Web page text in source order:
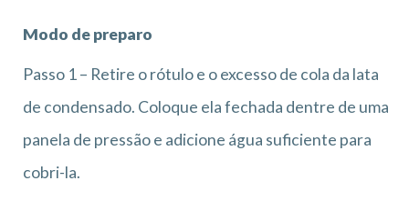
Modo de preparo
Passo 1 – Retire o rótulo e o excesso de cola da lata
de condensado. Coloque ela fechada dentre de uma
panela de pressão e adicione água suficiente para
cobri-la.